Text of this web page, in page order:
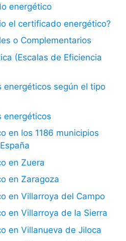
energético
el certificado energético?
o Complementarios
(Escalas de Eficiencia
según el tipo
energéticos
en los 1186 municipios
en Zuera
en Zaragoza
en Villarroya del Campo
en Villarroya de la Sierra
en Villanueva de Jiloca